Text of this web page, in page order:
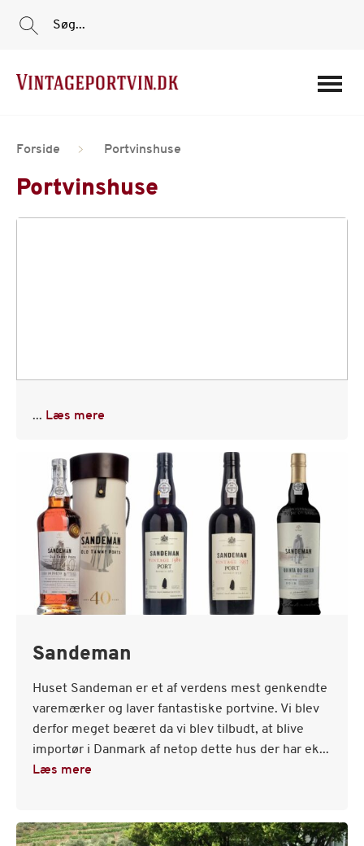
Film
Søg...
Forside Portvinshuse
Portvinshuse
... Læs mere
Sandeman
Huset Sandeman er et af verdens mest genkendte
varemærker og laver fantastiske portvine. Vi blev
derfor meget beæret da vi blev tilbudt, at blive
importør i Danmark af netop dette hus der har ek...
Læs mere